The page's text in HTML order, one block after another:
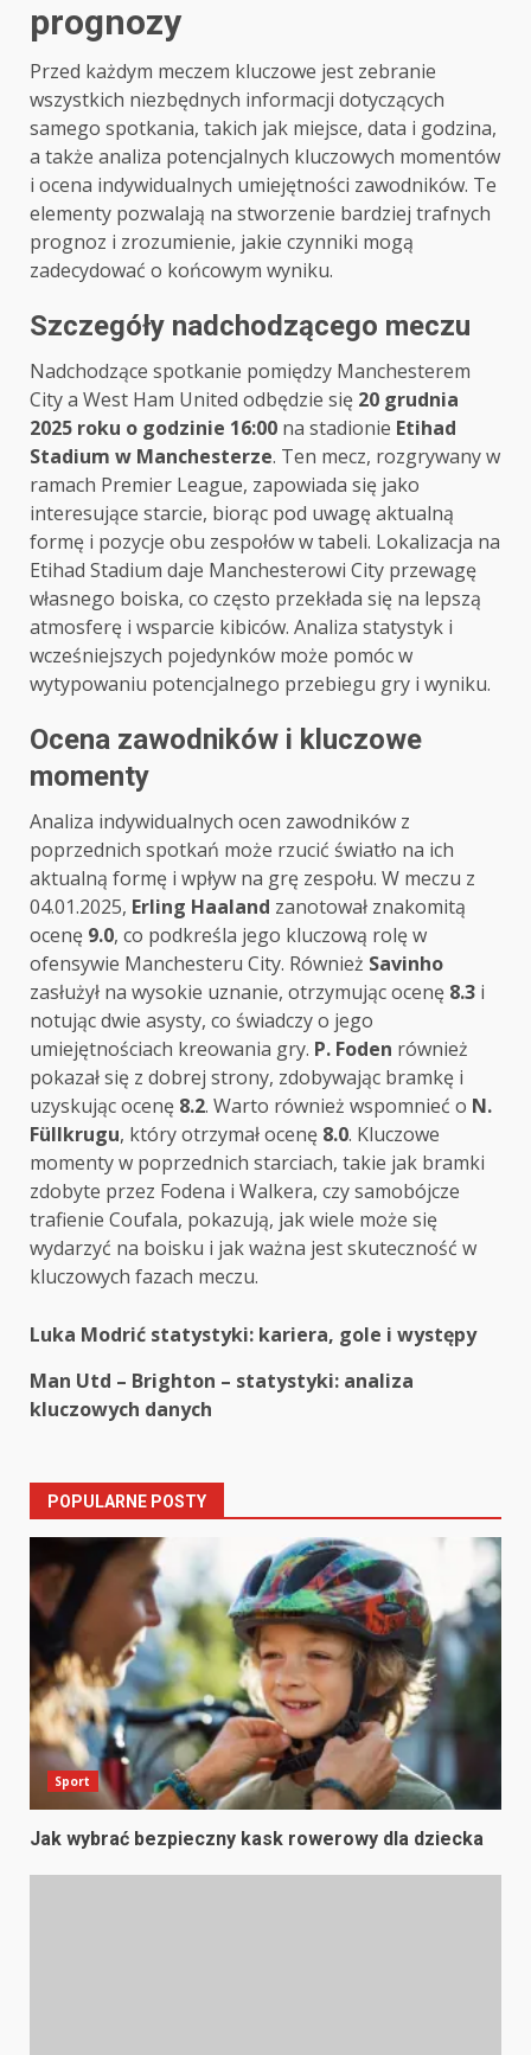
prognozy
Przed każdym meczem kluczowe jest zebranie
wszystkich niezbędnych informacji dotyczących
samego spotkania, takich jak miejsce, data i godzina,
a także analiza potencjalnych kluczowych momentów
i ocena indywidualnych umiejętności zawodników. Te
elementy pozwalają na stworzenie bardziej trafnych
prognoz i zrozumienie, jakie czynniki mogą
zadecydować o końcowym wyniku.
Szczegóły nadchodzącego meczu
Nadchodzące spotkanie pomiędzy Manchesterem
City a West Ham United odbędzie się 20 grudnia
2025 roku o godzinie 16:00 na stadionie Etihad
Stadium w Manchesterze. Ten mecz, rozgrywany w
ramach Premier League, zapowiada się jako
interesujące starcie, biorąc pod uwagę aktualną
formę i pozycje obu zespołów w tabeli. Lokalizacja na
Etihad Stadium daje Manchesterowi City przewagę
własnego boiska, co często przekłada się na lepszą
atmosferę i wsparcie kibiców. Analiza statystyk i
wcześniejszych pojedynków może pomóc w
wytypowaniu potencjalnego przebiegu gry i wyniku.
Ocena zawodników i kluczowe
momenty
Analiza indywidualnych ocen zawodników z
poprzednich spotkań może rzucić światło na ich
aktualną formę i wpływ na grę zespołu. W meczu z
04.01.2025, Erling Haaland zanotował znakomitą
ocenę 9.0, co podkreśla jego kluczową rolę w
ofensywie Manchesteru City. Również Savinho
zasłużył na wysokie uznanie, otrzymując ocenę 8.3 i
notując dwie asysty, co świadczy o jego
umiejętnościach kreowania gry. P. Foden również
pokazał się z dobrej strony, zdobywając bramkę i
uzyskując ocenę 8.2. Warto również wspomnieć o N.
Füllkrugu, który otrzymał ocenę 8.0. Kluczowe
momenty w poprzednich starciach, takie jak bramki
zdobyte przez Fodena i Walkera, czy samobójcze
trafienie Coufala, pokazują, jak wiele może się
wydarzyć na boisku i jak ważna jest skuteczność w
kluczowych fazach meczu.
Post
navigation
Luka Modrić statystyki: kariera, gole i występy
Man Utd – Brighton – statystyki: analiza
kluczowych danych
POPULARNE POSTY
Sport
Jak wybrać bezpieczny kask rowerowy dla dziecka